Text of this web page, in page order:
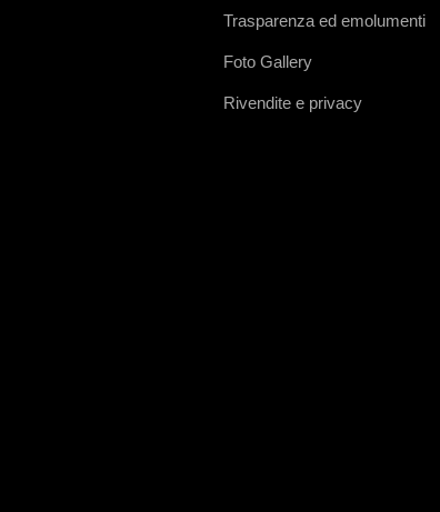
Trasparenza ed emolumenti
Foto Gallery
Rivendite e privacy